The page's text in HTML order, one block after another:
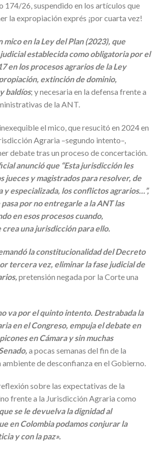
174/26, suspendido en los artículos que
la expropiación exprés ¡por cuarta vez!
mico en la Ley del Plan (2023), que
establecida como obligatoria por el
en los procesos agrarios de la Ley
extinción de dominio,
baldíos; y necesaria en la defensa frente a
de la ANT.
el mico, que resucitó en 2024 en
Agraria –segundo intento–,
debate tras un proceso de concertación.
anunció que “Esta jurisdicción les
jueces y magistrados para resolver, de
y especializada, los conflictos agrarios…”,
por no entregarle a la ANT las
en esos procesos cuando,
crea una jurisdicción para ello.
la constitucionalidad del Decreto
tercera vez, eliminar la fase judicial de
pretensión negada por la Corte una
va por el quinto intento. Destrabada la
en el Congreso, empuja el debate en
en Cámara y sin muchas
a pocas semanas del fin de la
ambiente de desconfianza en el Gobierno.
sobre las expectativas de la
frente a la Jurisdicción Agraria como
se le devuelva la dignidad al
en Colombia podamos conjurar la
y con la paz».